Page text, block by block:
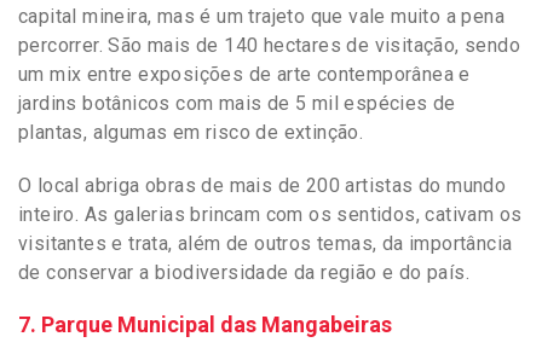
capital mineira, mas é um trajeto que vale muito a pena
percorrer. São mais de 140 hectares de visitação, sendo
um mix entre exposições de arte contemporânea e
jardins botânicos com mais de 5 mil espécies de
plantas, algumas em risco de extinção.
O local abriga obras de mais de 200 artistas do mundo
inteiro. As galerias brincam com os sentidos, cativam os
visitantes e trata, além de outros temas, da importância
de conservar a biodiversidade da região e do país.
7. Parque Municipal das Mangabeiras